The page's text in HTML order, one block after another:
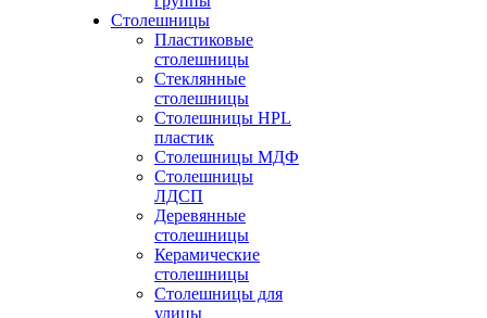
Столешницы
Пластиковые
столешницы
Стеклянные
столешницы
Столешницы HPL
пластик
Столешницы МДФ
Столешницы
ЛДСП
Деревянные
столешницы
Керамические
столешницы
Столешницы для
улицы